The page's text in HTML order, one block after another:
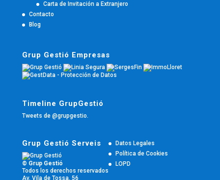
Carta de Invitación a Extranjero
Contacto
Blog
Grup Gestió Empresas
Timeline GrupGestió
Tweets de @grupgestio.
Grup Gestió Serveis
© Grup Gestió
Todos los derechos reservados
Av. Vila de Tossa, 56
Datos Legales
Política de Cookies
LOPD